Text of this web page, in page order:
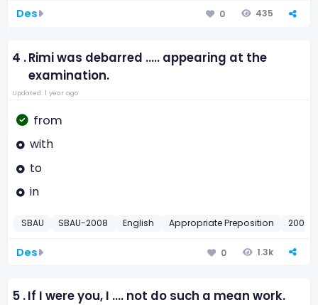
Des 0 435
4 .Rimi was debarred ..... appearing at the
examination.
Updated: 1 year ago
from
with
to
in
SBAU SBAU-2008 English Appropriate Preposition 2008
Des 0 1.3k
5 .If I were you, I .... not do such a mean work.